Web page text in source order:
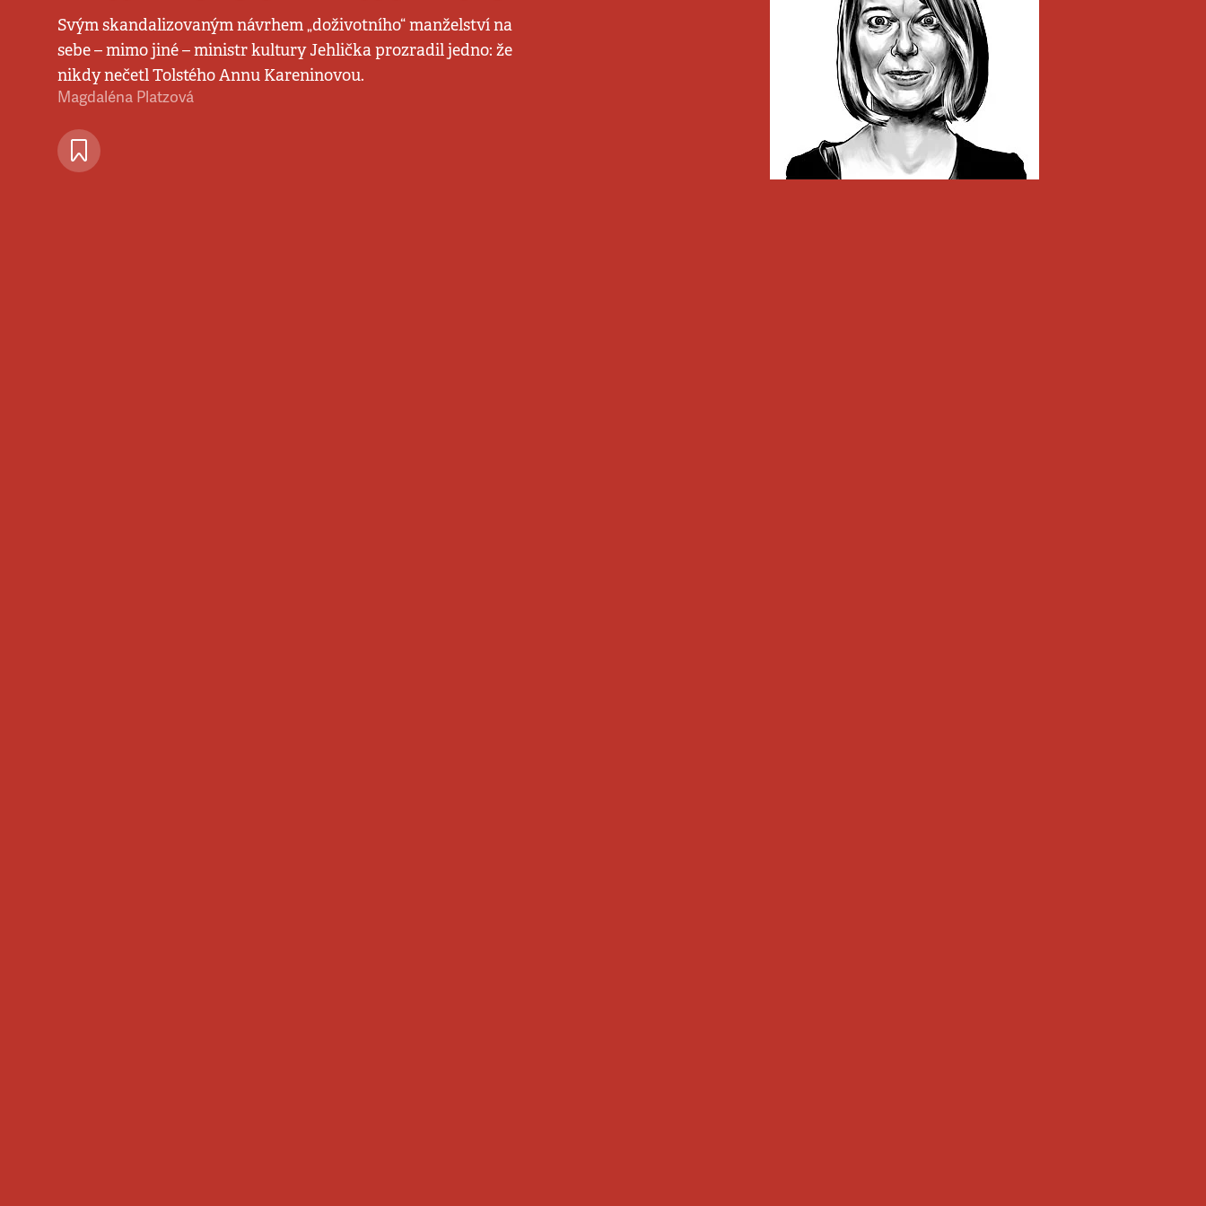
Svým skandalizovaným návrhem „doživotního“ manželství na
sebe – mimo jiné – ministr kultury Jehlička prozradil jedno: že
nikdy nečetl Tolstého Annu Kareninovou.
Magdaléna Platzová